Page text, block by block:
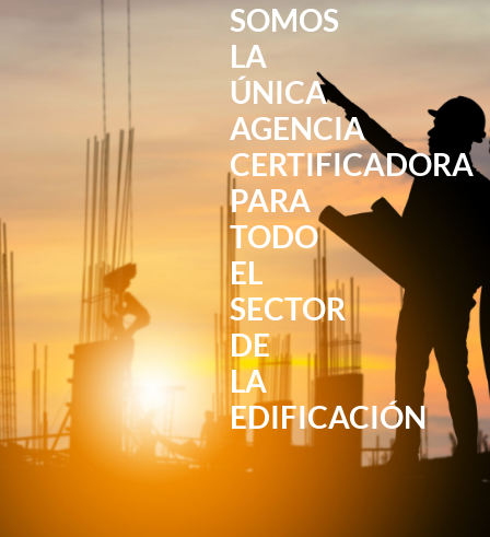
SOMOS
LA
ÚNICA
AGENCIA
CERTIFICADORA
PARA
TODO
EL
SECTOR
DE
LA
EDIFICACIÓN